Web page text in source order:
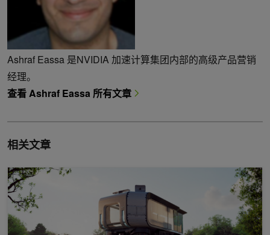
Ashraf Eassa 是NVIDIA 加速计算集团内部的高级产品营销
经理。
查看 Ashraf Eassa 所有文章
相关文章
使用 NVIDIA OptiX 工具包调试光线追踪应用